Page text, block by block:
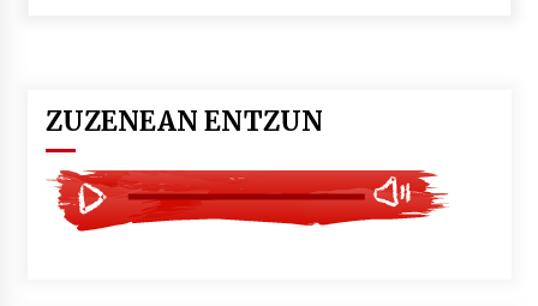
Larunbatean Plentziako Itsas Martxa ospatuko
da
2026/07/07
ZUZENEAN ENTZUN